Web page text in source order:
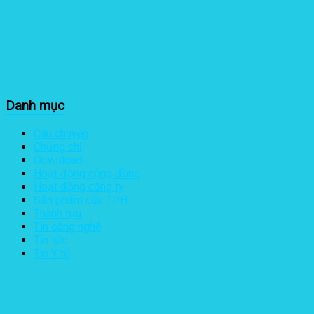
Danh mục
Câu chuyện
Chứng chỉ
Download
Hoạt động cộng đồng
Hoạt động công ty
Sản phẩm của TPH
Thành tựu
Tin công nghệ
Tin tức
Tin Y tế